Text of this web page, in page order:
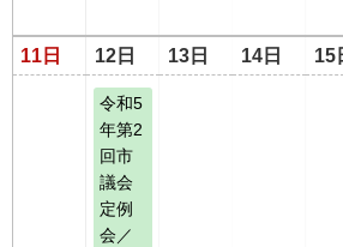
11日 12日 13日 14日 15
令和5
年第2
回市
議会
定例
会／